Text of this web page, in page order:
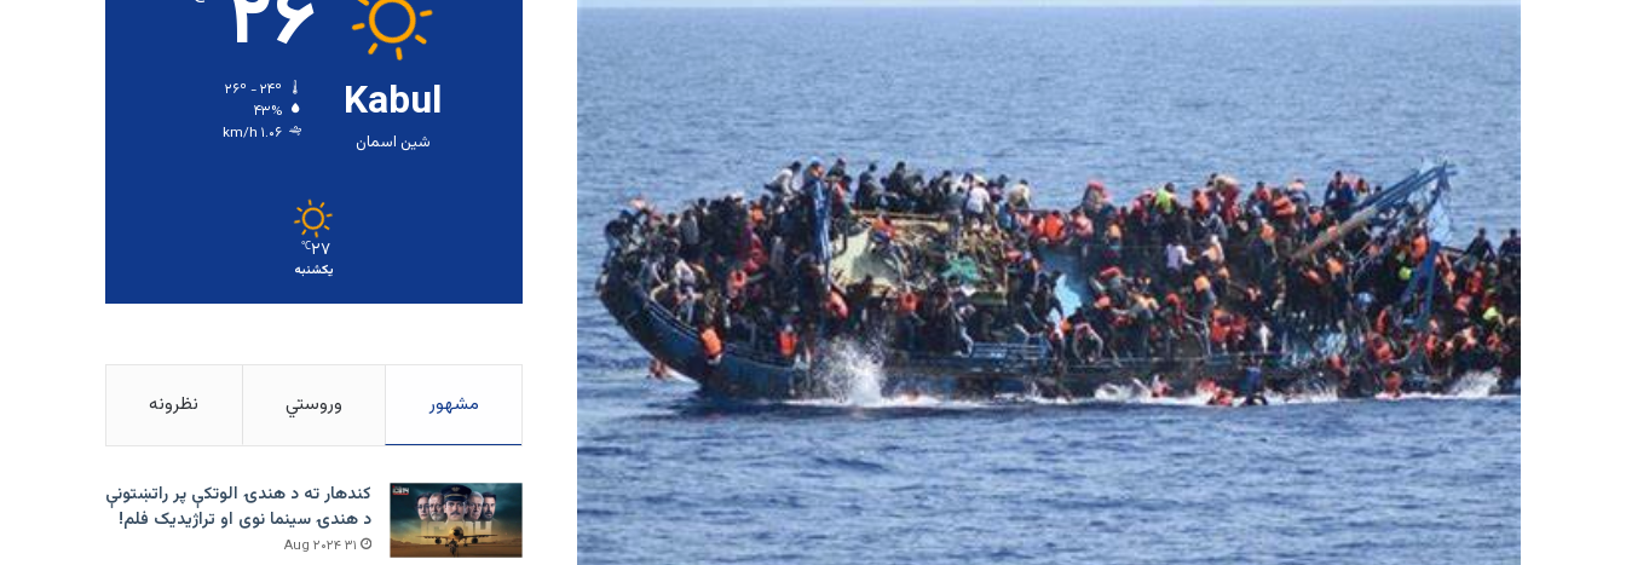
Kabul
شین اسمان
۴۳%
۱.۰۶ km/h
۲۷℃
یکشنبه
مشهور وروستي نظرونه
کندهار ته د هندۍ الوتکې پر راتښتونې
د هندۍ سینما نوی او تراژيديک فلم!
۳۱ Aug ۲۰۲۴